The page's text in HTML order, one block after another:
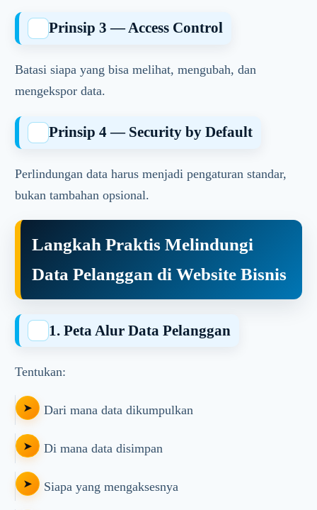
Prinsip 3 — Access Control
Batasi siapa yang bisa melihat, mengubah, dan
mengekspor data.
Prinsip 4 — Security by Default
Perlindungan data harus menjadi pengaturan standar,
bukan tambahan opsional.
Langkah Praktis Melindungi
Data Pelanggan di Website Bisnis
1. Peta Alur Data Pelanggan
Tentukan:
Dari mana data dikumpulkan
Di mana data disimpan
Siapa yang mengaksesnya